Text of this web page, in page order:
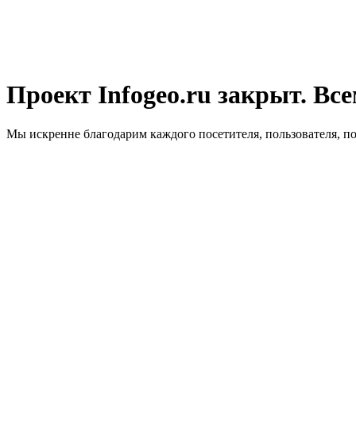
Проект Infogeo.ru закрыт.
Мы искренне благодарим каждого посетителя, пользователя,